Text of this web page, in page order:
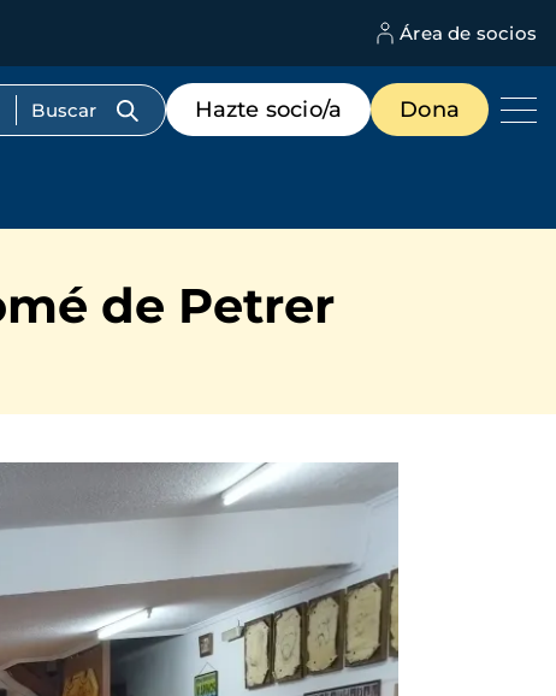
Área de socios
Menú
de
destacados
Hazte socio/a Dona
de Petrer